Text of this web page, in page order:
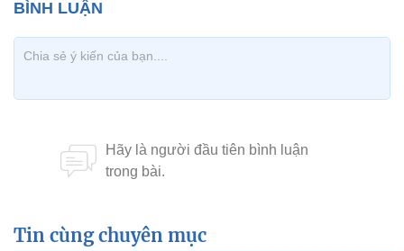
Tin cùng chuyên mục